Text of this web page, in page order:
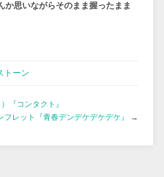
か思いながらそのまま握ったまま
トーン
『コンタクト』
フレット『青春デンデケデケデケ』
→